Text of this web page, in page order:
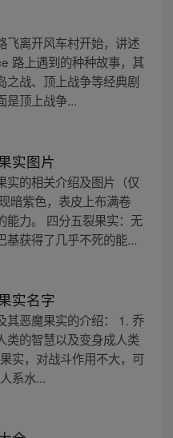
飞离开风车村开始，讲述
路上遇到的种种故事，其
之战、顶上战争等经典剧
是顶上战争...
实图片
实的相关介绍及图片（仅
暗紫色，表皮上布满卷
能力。 四分五裂果实：无
基获得了几乎不死的能...
实名字
其恶魔果实的介绍： 1. 乔
类的智慧以及变身成人类
实，对战斗作用不大，可
系水...